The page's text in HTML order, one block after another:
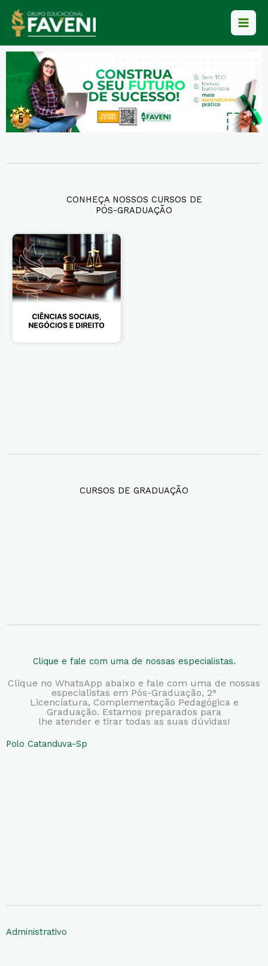
para
conteúdo
CONHEÇA NOSSOS CURSOS DE
PÓS-GRADUAÇÃO
CURSOS DE GRADUAÇÃO
Clique e fale com uma de nossas especialistas.
Clique no WhatsApp abaixo e fale com uma de nossas
especialistas em Pós-Graduação, 2°
Licenciatura, Complementação Pedagógica e
Graduação. Estamos preparados para
lhe atender e tirar todas as suas dúvidas!
Polo Catanduva-Sp
Administrativo